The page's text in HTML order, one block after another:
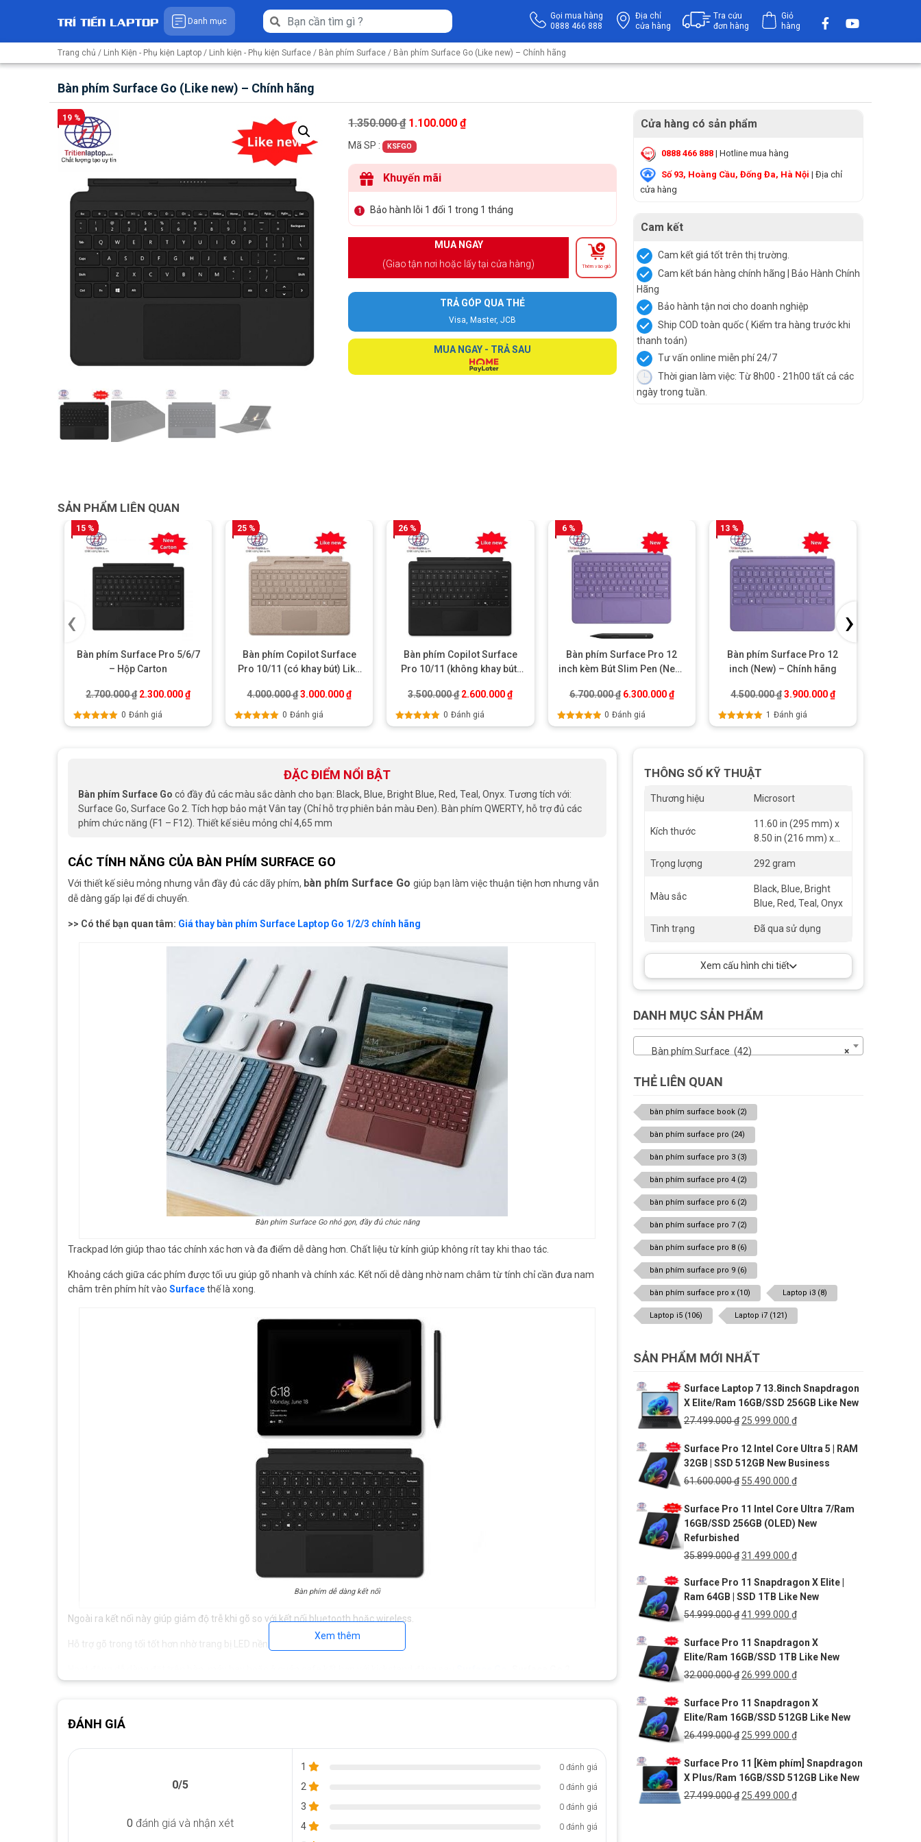
Danh mục
Gọi mua hàng
0888 466 888
Địa chỉ
cửa hàng
Tra cứu
đơn hàng
Giỏ
hàng
Trang chủ / Linh Kiện - Phụ kiện Laptop / Linh kiện - Phụ kiện Surface / Bàn phím Surface / Bàn phím Surface Go (Like new) – Chính hãng
Bàn phím Surface Go (Like new) – Chính hãng
19 % 1.350.000₫ Giá gốc là: 1.350.000 ₫.
1.100.000₫Giá hiện tại là: 1.100.000 ₫.
Mã SP : KSFGO
Khuyến mãi
1 Bảo hành lỗi 1 đổi 1 trong 1 tháng
MUA NGAY
(Giao tận nơi hoặc lấy tại cửa hàng)
Thêm vào giỏ
TRẢ GÓP QUA THẺ
Visa, Master, JCB
MUA NGAY - TRẢ SAU
Cửa hàng có sản phẩm
0888 466 888 | Hotline mua hàng
Số 93, Hoàng Cầu, Đống Đa, Hà Nội | Địa chỉ
cửa hàng
Cam kết
Cam kết giá tốt trên thị trường.
Cam kết bán hàng chính hãng | Bảo Hành Chính
Hãng
Bảo hành tận nơi cho doanh nghiệp
Ship COD toàn quốc ( Kiểm tra hàng trước khi
thanh toán)
Tư vấn online miễn phí 24/7
Thời gian làm việc: Từ 8h00 - 21h00 tất cả các
ngày trong tuần.
SẢN PHẨM LIÊN QUAN
15 %
Bàn phím Surface Pro 5/6/7
– Hộp Carton
2.700.000₫ Giá gốc là: 2.700.000 ₫.
2.300.000₫Giá hiện tại là: 2.300.000 ₫.
Được xếp
0 Đánh giá
25 %
Bàn phím Copilot Surface
Pro 10/11 (có khay bút) Like
4.000.000₫Giá gốc là: 4.000.000 ₫.
3.000.000₫Giá hiện tại là: 3.000.000 ₫.
Được xếp
0 Đánh giá
26 %
Bàn phím Copilot Surface
Pro 10/11 (không khay bút)
3.500.000₫ Giá gốc là: 3.500.000 ₫.
2.600.000₫Giá hiện tại là: 2.600.000 ₫.
Được xếp
0 Đánh giá
6 %
Bàn phím Surface Pro 12
inch kèm Bút Slim Pen (New)
6.700.000₫ Giá gốc là: 6.700.000 ₫.
6.300.000₫Giá hiện tại là: 6.300.000 ₫.
Được xếp
0 Đánh giá
13 %
Bàn phím Surface Pro 12
inch (New) – Chính hãng
4.500.000₫Giá gốc là: 4.500.000 ₫.
3.900.000₫Giá hiện tại là:
Được xếp
1 Đánh giá
‹ ›
ĐẶC ĐIỂM NỔI BẬT
Bàn phím Surface Go có đầy đủ các màu sắc dành cho bạn: Black, Blue, Bright Blue, Red, Teal, Onyx. Tương tích với:
Surface Go, Surface Go 2. Tích hợp bảo mật Vân tay (Chỉ hỗ trợ phiên bản màu Đen). Bàn phím QWERTY, hỗ trợ đủ các
phím chức năng (F1 – F12). Thiết kế siêu mỏng chỉ 4,65 mm
CÁC TÍNH NĂNG CỦA BÀN PHÍM SURFACE GO
Với thiết kế siêu mỏng nhưng vẫn đầy đủ các dãy phím, bàn phím Surface Go giúp bạn làm việc thuận tiện hơn nhưng vẫn
dễ dàng gấp lại để di chuyển.
>> Có thể bạn quan tâm: Giá thay bàn phím Surface Laptop Go 1/2/3 chính hãng
Bàn phím Surface Go nhỏ gọn, đầy đủ chúc năng
Trackpad lớn giúp thao tác chính xác hơn và đa điểm dễ dàng hơn. Chất liệu từ kính giúp không rít tay khi thao tác.
Khoảng cách giữa các phím được tối ưu giúp gõ nhanh và chính xác. Kết nối dễ dàng nhờ nam châm từ tính chỉ cần đưa nam
châm trên phím hít vào Surfacethế là xong.
Bàn phím dễ dàng kết nối
Ngoài ra kết nối này giúp giảm độ trễ khi gõ so với kết nối bluetooth hoặc wireless.
Hỗ trợ gõ trong tối tốt hơn nhờ trang bị LED nền trên bàn phím.
Surface Go
Xem thêm
ĐÁNH GIÁ
0/5
0 đánh giá và nhận xét
1 0 đánh giá
2 0 đánh giá
3 0 đánh giá
4 0 đánh giá
THÔNG SỐ KỸ THUẬT
Thương hiệu Microsort
Kích thước
11.60 in (295 mm) x
8.50 in (216 mm) x
Trọng lượng
292 gram
Màu sắc
Black, Blue, Bright
Blue, Red, Teal, Onyx
Tình trạng Đã qua sử dụng
Xem cấu hình chi tiết
DANH MỤC SẢN PHẨM
×
Bàn phím Surface (42)
THẺ LIÊN QUAN
bàn phím surface book (2)
bàn phím surface pro (24)
bàn phím surface pro 3 (3)
bàn phím surface pro 4 (2)
bàn phím surface pro 6 (2)
bàn phím surface pro 7 (2)
bàn phím surface pro 8 (6)
bàn phím surface pro 9 (6)
bàn phím surface pro x (10) Laptop i3 (8)
Laptop i5 (106) Laptop i7 (121)
SẢN PHẨM MỚI NHẤT
Surface Laptop 7 13.8inch Snapdragon
X Elite/Ram 16GB/SSD 256GB Like New
27.499.000₫ Giá
là:
27.499.000 ₫.
25.999.000 ₫Giá
tại
là:
25.999.000 ₫.
Surface Pro 12 Intel Core Ultra 5 | RAM
32GB | SSD 512GB New Business
61.600.000₫ Giá
là:
61.600.000 ₫.
55.490.000 ₫Giá
tại
là:
Surface Pro 11 Intel Core Ultra 7/Ram
16GB/SSD 256GB (OLED) New
Refurbished
35.899.000₫Giá
là:
35.899.000 ₫.
31.499.000 ₫Giá
tại
là:
31.499.000 ₫.
Surface Pro 11 Snapdragon X Elite |
Ram 64GB | SSD 1TB Like New
54.999.000₫Giá
là:
54.999.000 ₫.
41.999.000 ₫Giá
tại
là:
41.999.000 ₫.
Surface Pro 11 Snapdragon X
Elite/Ram 16GB/SSD 1TB Like New
32.000.000₫ Giá
là:
32.000.000 ₫.
26.999.000 ₫Giá
tại
là:
26.999.000 ₫.
Surface Pro 11 Snapdragon X
Elite/Ram 16GB/SSD 512GB Like New
26.499.000₫ Giá
là:
26.499.000 ₫.
25.999.000 ₫Giá
tại
là:
25.999.000 ₫.
Surface Pro 11 [Kèm phím] Snapdragon
X Plus/Ram 16GB/SSD 512GB Like New
27.499.000₫ Giá
25.499.000 ₫Giá